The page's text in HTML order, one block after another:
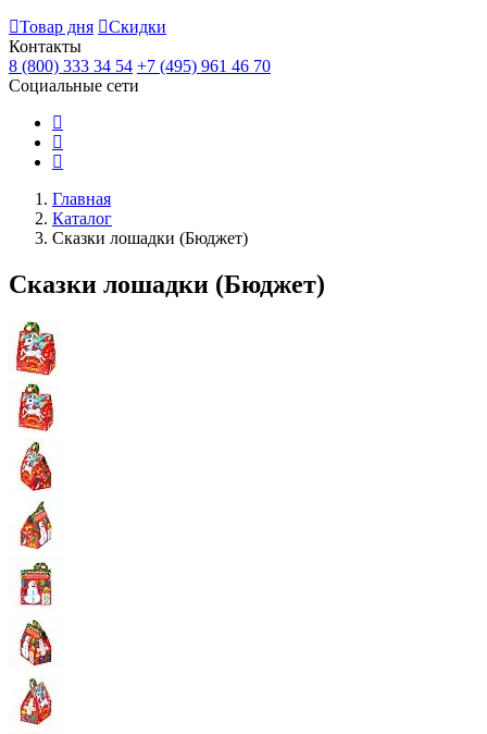
Товар дня
Скидки
Контакты
8 (800) 333 34 54 +7 (495) 961 46 70
Социальные сети
Главная
Каталог
Сказки лошадки (Бюджет)
Сказки лошадки (Бюджет)